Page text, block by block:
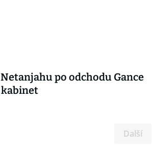
po odchodu Gance
Další